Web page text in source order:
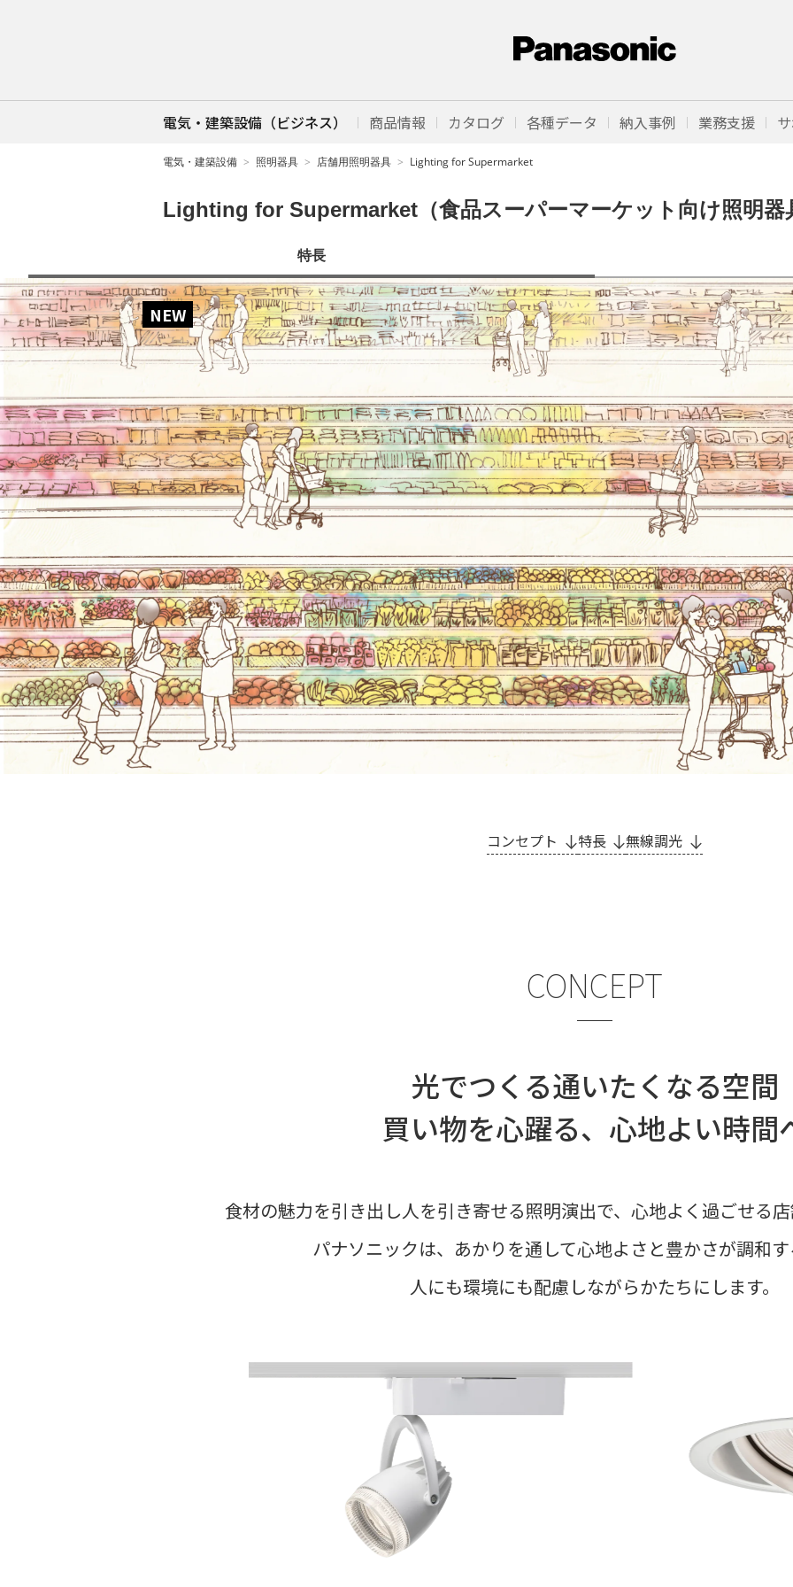
電気・建築設備（ビジネス） 商品情報 カタログ 各種データ 納入事例 業務支援
電気・建築設備 照明器具 店舗用照明器具 Lighting for Supermarket
Lighting for Supermarket（食品スーパーマーケット向け照明器
特長
NEW
コンセプト 特長 無線調光
CONCEPT
光でつくる通いたくなる空間
買い物を心躍る、心地よい時間
食材の魅力を引き出し人を引き寄せる照明演出で、心地よく過ごせる
パナソニックは、あかりを通して心地よさと豊かさが調和
人にも環境にも配慮しながらかたちにします。